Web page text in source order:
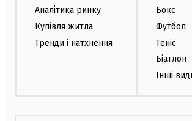
Аналітика ринку
Купівля житла
Тренди і натхнення
Бокс
Футбол
Теніс
Біатлон
Інші